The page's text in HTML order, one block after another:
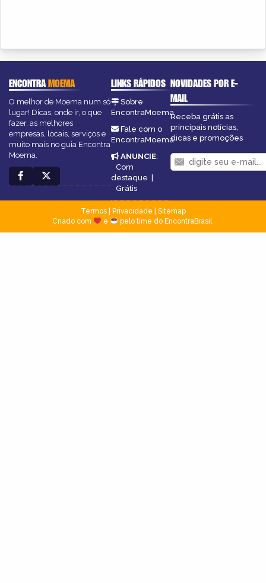
ENCONTRAMOEMA
O melhor de Moema num só
lugar! Dicas, onde ir, o que
fazer, as melhores
empresas, locais, serviços e
muito mais no guia Encontra
Moema.
LINKS RÁPIDOS
Sobre
EncontraMoema
Fale com o
EncontraMoema
ANUNCIE:
Com
destaque |
Grátis
NOVIDADES POR E-
MAIL
Receba grátis as
principais notícias,
dicas e promoções
Termos| Privacidade
Sitemap
Criado com
e pelo time do EncontraBrasil